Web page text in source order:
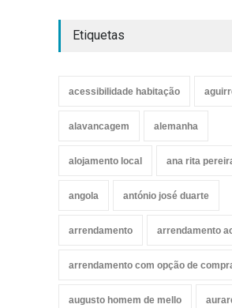
Etiquetas
acessibilidade habitação
alavancagem alemanha
alojamento local ana rita
angola antónio josé duarte
arrendamento arrendamento
arrendamento com opção de
augusto homem de mello